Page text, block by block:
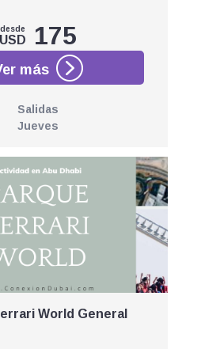
desde
USD 175
Salidas
Jueves
World General